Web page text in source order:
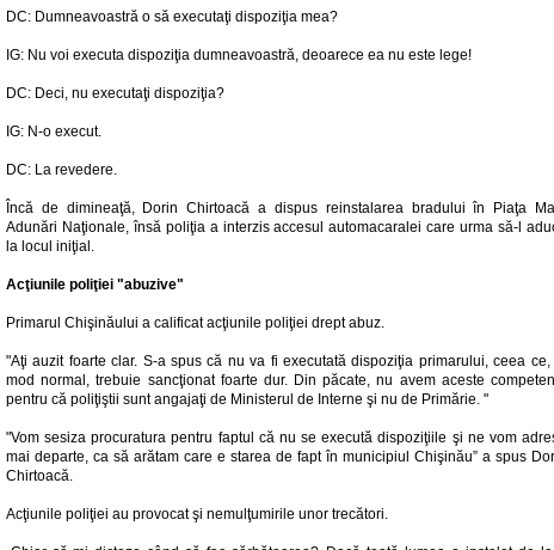
DC: Dumneavoastră o să executaţi dispoziţia mea?
IG: Nu voi executa dispoziţia dumneavoastră, deoarece ea nu este lege!
DC: Deci, nu executaţi dispoziţia?
IG: N-o execut.
DC: La revedere.
Încă de dimineaţă, Dorin Chirtoacă a dispus reinstalarea bradului în Piaţa
Adunări Naţionale, însă poliţia a interzis accesul automacaralei care urma să-l
la locul iniţial.
Acţiunile poliţiei "abuzive"
Primarul Chişinăului a calificat acţiunile poliţiei drept abuz.
"Aţi auzit foarte clar. S-a spus că nu va fi executată dispoziţia primarului, ceea ce,
mod normal, trebuie sancţionat foarte dur. Din păcate, nu avem aceste
pentru că poliţiştii sunt angajaţi de Ministerul de Interne şi nu de Primărie. "
"Vom sesiza procuratura pentru faptul că nu se execută dispoziţiile şi ne vom
mai departe, ca să arătam care e starea de fapt în municipiul Chişinău” a spus
Chirtoacă.
Acţiunile poliţiei au provocat şi nemulţumirile unor trecători.